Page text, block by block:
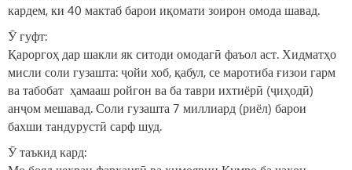
кардем, ки 40 мактаб барои иқомати зоирон омода шавад.
Ӯ гуфт:
Қароргоҳ дар шакли як ситоди омодагӣ фаъол аст. Хидматҳо
мисли соли гузашта: ҷойи хоб, қабул, се маротиба ғизои гарм
ва табобат ҳамааш ройгон ва ба таври ихтиёрӣ (ҷиҳодӣ)
анҷом мешавад. Соли гузашта 7 миллиард (риёл) барои
бахши тандурустӣ сарф шуд.
Ӯ таъкид кард: